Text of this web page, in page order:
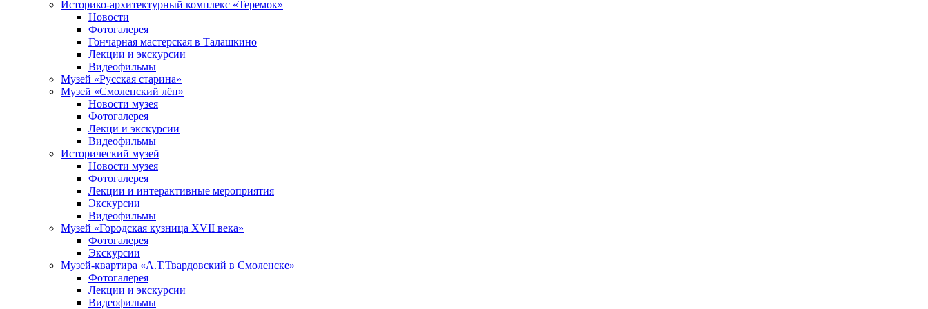
Историко-архитектурный комплекс «Теремок»
Новости
Фотогалерея
Гончарная мастерская в Талашкино
Лекции и экскурсии
Видеофильмы
Музей «Русская старина»
Музей «Смоленский лён»
Новости музея
Фотогалерея
Лекци и экскурсии
Видеофильмы
Исторический музей
Новости музея
Фотогалерея
Лекции и интерактивные мероприятия
Экскурсии
Видеофильмы
Музей «Городская кузница XVII века»
Фотогалерея
Экскурсии
Музей-квартира «А.Т.Твардовский в Смоленске»
Фотогалерея
Лекции и экскурсии
Видеофильмы